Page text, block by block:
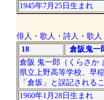
1945年7月25日生まれ
俳人・歌人・詩人・歌人
18
倉阪鬼
倉阪 鬼一郎（くらさか
県立上野高等学校、早
「倉坂」と誤記される
1960年1月28日生まれ